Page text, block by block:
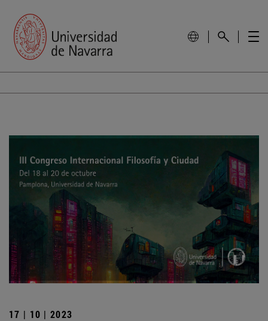
17 | 10 | 2023